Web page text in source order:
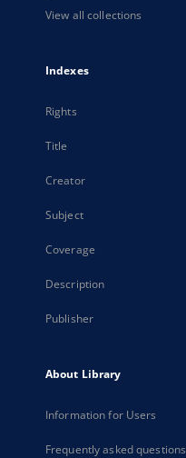
View all collections
Indexes
Rights
Title
Creator
Subject
Coverage
Description
Publisher
About Library
Information for Users
Frequently asked questions